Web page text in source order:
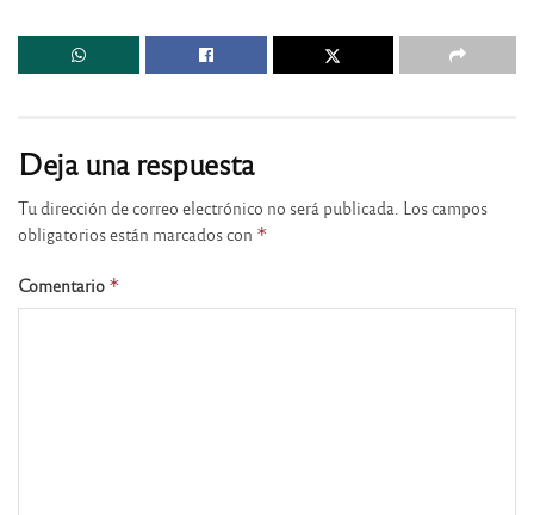
Deja una respuesta
Tu dirección de correo electrónico no será publicada. Los campos
obligatorios están marcados con *
Comentario *